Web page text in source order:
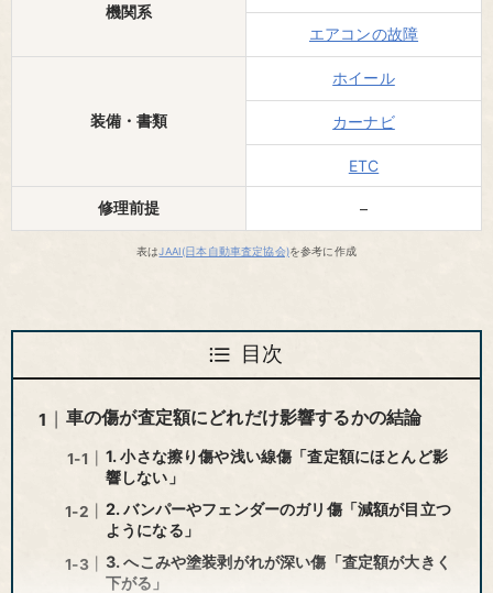
機関系
エアコンの故障
装備・書類
ホイール
カーナビ
ETC
修理前提 –
表はJAAI(日本自動車査定協会)を参考に作成
目次
車の傷が査定額にどれだけ影響するかの結論
1. 小さな擦り傷や浅い線傷「査定額にほとんど影
響しない」
2. バンパーやフェンダーのガリ傷「減額が目立つ
ようになる」
3. へこみや塗装剥がれが深い傷「査定額が大きく
下がる」